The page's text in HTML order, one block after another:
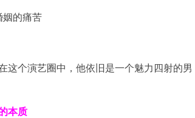
这个演艺圈中，他依旧是一个魅力四射的男
本质